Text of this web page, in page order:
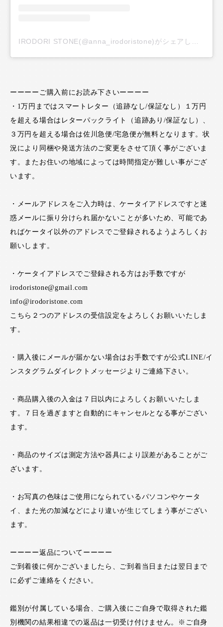
ーーーーご購入前にお読み下さいーーーー
・1万円まではスマートレター（追跡なし/保証なし）１万円
を超える場合はレターパックライト（追跡あり/保証なし）、
３万円を超える場合は佐川急便/宅急便が無料となります。状
況により同梱や発送方法のご変更をさせて頂く事がございま
す。またお住いの地域によっては時間指定が難しい事がござ
います。
・メールアドレスをご入力時は、ケータイアドレスですと迷
惑メールに振り分けられ届かないことが多いため、可能であ
ればケータイ以外のアドレスでご登録されるようよろしくお
願いします。
・ケータイアドレスでご登録される方はお手数ですが
irodoristone@gmail.com
info@irodoristone.com
こちら２つのアドレスの受信設定をよろしくお願いいたしま
す。
・購入後にメールが届かない場合はお手数ですが公式LINE/イ
ンスタグラムダイレクトメッセージよりご連絡下さい。
・商品購入後の入金は７日以内によろしくお願いいたしま
す。７日を過ぎますと自動的にキャンセルとなる事がござい
ます。
・商品のサイズは測定方法や器具により誤差があることがご
ざいます。
・お写真の色味はご使用になられているパソコンやケータ
イ、また光の加減などにより違いが生じてしまう事がござい
ます。
ーーーー返品についてーーーー
ご到着後に何かございましたら、ご到着当日または翌日まで
に必ずご連絡をください。
鑑別が付属している場合、ご購入後にご自身で取得された鑑
別機関の結果相違での返品は一切受け付けません。※ご自身